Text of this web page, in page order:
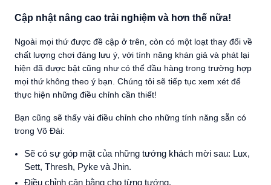
Cập nhật nâng cao trải nghiệm và hơn thế nữa!
Ngoài mọi thứ được đề cập ở trên, còn có một loạt thay đổi về
chất lượng chơi đáng lưu ý, với tính năng khán giả và phát lại
hiện đã được bật cũng như có thể đầu hàng trong trường hợp
mọi thứ không theo ý bạn. Chúng tôi sẽ tiếp tục xem xét để
thực hiện những điều chỉnh cần thiết!
Bạn cũng sẽ thấy vài điều chỉnh cho những tính năng sẵn có
trong Võ Đài:
Sẽ có sự góp mặt của những tướng khách mời sau: Lux,
Sett, Thresh, Pyke và Jhin.
Điều chỉnh cân bằng cho từng tướng.